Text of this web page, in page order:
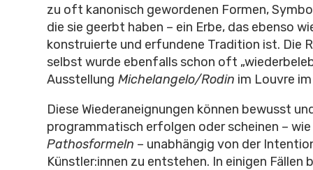
zu oft kanonisch gewordenen Formen,
die sie geerbt haben – ein Erbe, das ebenso
konstruierte und erfundene Tradition ist. Die
selbst wurde ebenfalls schon oft
Ausstellung Michelangelo/Rodin im Louvre
Diese Wiederaneignungen können bewusst
programmatisch erfolgen oder scheinen – wie
Pathosformeln – unabhängig von der
Künstler:innen zu entstehen. In einigen Fällen